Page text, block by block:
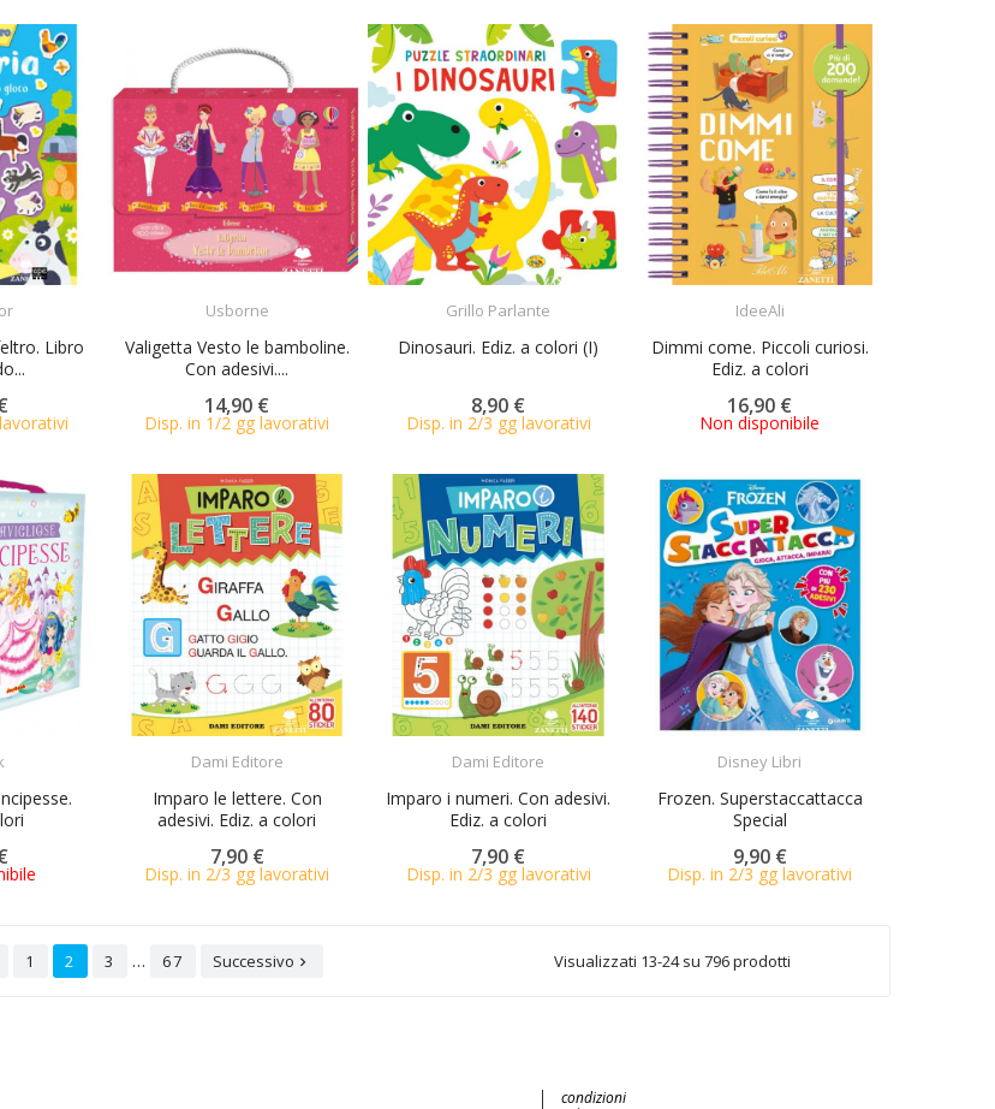
Libro
Usborne
Valigetta Vesto le bamboline.
Con adesivi....
14,90 €
Disp. in 1/2 gg lavorativi
Grillo Parlante
Dinosauri. Ediz. a colori (I)
8,90 €
Disp. in 2/3 gg lavorativi
IdeeAli
Dimmi come. Piccoli curiosi.
Ediz. a colori
16,90 €
Non disponibile
Dami Editore
Imparo le lettere. Con
adesivi. Ediz. a colori
7,90 €
Disp. in 2/3 gg lavorativi
Dami Editore
Imparo i numeri. Con adesivi.
Ediz. a colori
7,90 €
Disp. in 2/3 gg lavorativi
Disney Libri
Frozen. Superstaccattacca
Special
9,90 €
Disp. in 2/3 gg lavorativi
1 2 3 … 67 Successivo  Visualizzati 13-24 su 796 prodotti
condizioni